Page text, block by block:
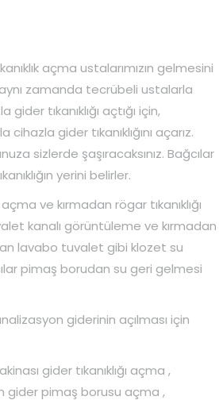
açma ustalarımızın gelmesini
aynı zamanda tecrübeli ustalarla
gider tıkanıklığı açtığı için,
gider tıkanıklığını açarız.
sizlerde şaşıracaksınız. Bağcılar
yerini belirler.
ve kırmadan rögar tıkanıklığı
kanalı görüntüleme ve kırmadan
lavabo tuvalet gibi klozet su
pimaş borudan su geri gelmesi
giderinin açılması için
gider tıkanıklığı açma ,
gider pimaş borusu açma ,